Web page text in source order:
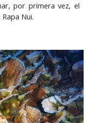
por primera vez, el
Nui.